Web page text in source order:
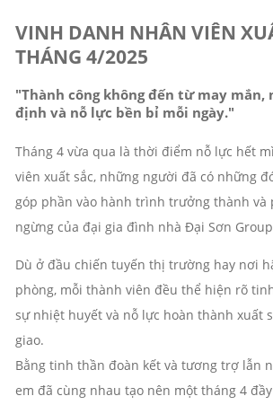
VINH DANH NHÂN VIÊN
THÁNG 4/2025
"Thành công không đến từ may mắn,
định và nỗ lực bền bỉ mỗi ngày."
Tháng 4 vừa qua là thời điểm nỗ lực hết
viên xuất sắc, những người đã có những
góp phần vào hành trình trưởng thành và
ngừng của đại gia đình nhà Đại Sơn
Dù ở đầu chiến tuyến thị trường hay nơi
phòng, mỗi thành viên đều thể hiện rõ
sự nhiệt huyết và nỗ lực hoàn thành xuất
giao.
Bằng tinh thần đoàn kết và tương trợ lẫn
em đã cùng nhau tạo nên một tháng 4